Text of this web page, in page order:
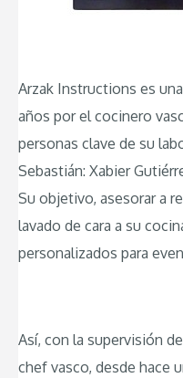
Arzak Instructions es
años por el cocinero
personas clave de su
Sebastián: Xabier
Su objetivo, asesorar a
lavado de cara a su
personalizados para
Así, con la supervisión
chef vasco, desde hace